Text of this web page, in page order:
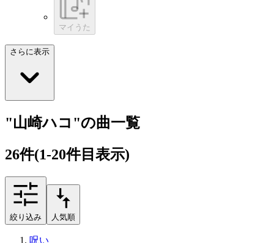
マイうた
さらに表示
"山崎ハコ"の曲一覧
26件(1-20件目表示)
絞り込み 人気順
呪い